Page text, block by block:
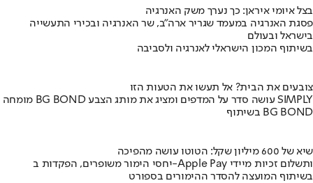
בצל איומי איראן: כך נערך משק האנרגיה
פסגת האנרגיה במעמד שגריר ארה"ב, שר האנרגיה ובכירי התעשייה
בישראל ובעולם
בשיתוף המכון הישראלי לאנרגיה ולסביבה
צובעים את הבית? אל תעשו את הטעות הזו
מומחה BG BOND עושה סדר על המדפים ומציג את מותג הצבע SIMPLY
בשיתוף BG BOND
שיא של 600 מיליון שקל: הטוטו עושה מהפיכה
יחסי הימור משופרים, הפקדות ב-Apple Pay ותשלום זכיות מיידי
בשיתוף המועצה להסדר ההימורים בספורט